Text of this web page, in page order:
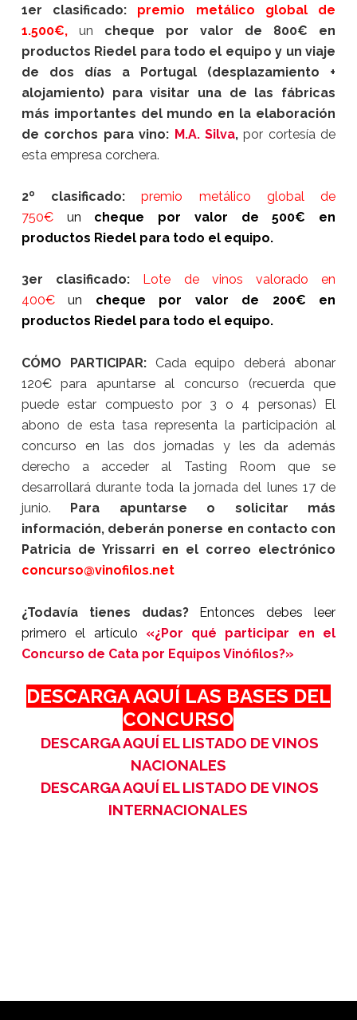
1er clasificado:
premio metálico global de
1.500€,un cheque por valor de 800€ en
productos Riedel para todo el equipo y un viaje
de dos días a Portugal (desplazamiento +
alojamiento) para visitar una de las fábricas
más importantes del mundo en la elaboración
de corchos para vino: M.A. Silva,por cortesía de
esta empresa corchera.
2º clasificado:
premio metálico global de
750€ un cheque por valor de 500€ en
productos Riedel para todo el equipo.
3er clasificado:
Lote de vinos valorado en
400€un cheque por valor de 200€ en
productos Riedel para todo el equipo.
CÓMO PARTICIPAR:Cada equipo deberá abonar
120€ para apuntarse al concurso (recuerda que
puede estar compuesto por 3 o 4 personas) El
abono de esta tasa representa la participación al
concurso en las dos jornadas y les da además
derecho a acceder al Tasting Room que se
desarrollará durante toda la jornada del lunes 17 de
junio. Para apuntarse o solicitar más
información, deberán ponerse en contacto con
Patricia de Yrissarri en el correo electrónico
concurso@vinofilos.net
¿Todavía tienes dudas? Entonces debes leer
primero el artículo «¿Por qué participar en el
Concurso de Cata por Equipos Vinófilos?»
DESCARGA AQUÍ LAS BASES DEL
CONCURSO
DESCARGA AQUÍ EL LISTADO DE VINOS
NACIONALES
DESCARGA AQUÍ EL LISTADO DE VINOS
INTERNACIONALES